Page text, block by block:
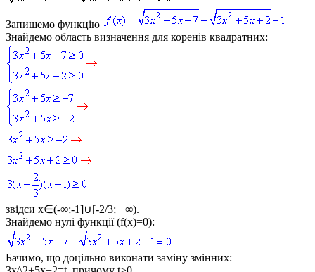
Запишемо функцію
Знайдемо область визначення для коренів квадратних:
звідси x∈(-∞;-1]∪[-2/3; +∞).
Знайдемо нулі функції (f(x)=0):
Бачимо, що доцільно виконати заміну змінних: